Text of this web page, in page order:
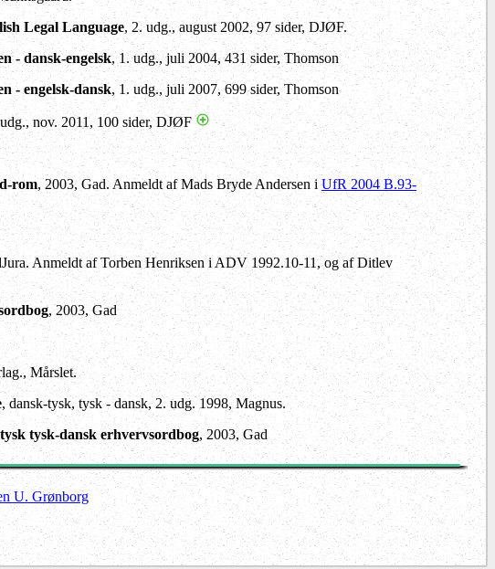
Legal Language, 2. udg., august 2002, 97 sider, DJØF.
- dansk-engelsk, 1. udg., juli 2004, 431 sider, Thomson
- engelsk-dansk, 1. udg., juli 2007, 699 sider, Thomson
nov. 2011, 100 sider, DJØF
rom, 2003, Gad. Anmeldt af Mads Bryde Andersen iUfR 2004 B.93-
Anmeldt af Torben Henriksen i ADV 1992.10-11, og af Ditlev
, 2003, Gad
Mårslet.
, dansk-tysk, tysk - dansk, 2. udg. 1998, Magnus.
tysk-dansk erhvervsordbog, 2003, Gad
U. Grønborg